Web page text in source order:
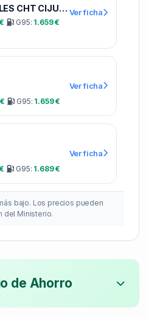
COMBUSTIBLES CHT CIJUELA
G95: 1.659 €
Ver ficha
G95: 1.659 €
Ver ficha
G95: 1.689 €
Ver ficha
bajo. Los precios pueden
del Ministerio.
de Ahorro